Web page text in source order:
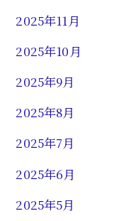
2025年11月
2025年10月
2025年9月
2025年8月
2025年7月
2025年6月
2025年5月